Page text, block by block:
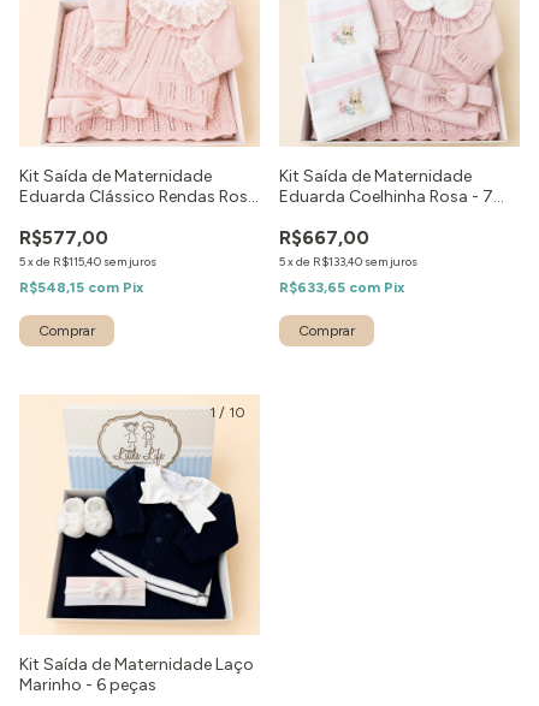
Kit Saída de Maternidade
Eduarda Clássico Rendas Rosa
R$577,00
5xde R$115,40 sem juros
R$548,15 com Pix
Comprar
Kit Saída de Maternidade
Eduarda Coelhinha Rosa - 7
R$667,00
5xde R$133,40 sem juros
R$633,65 com Pix
Comprar
1 / 10
Kit Saída de Maternidade Laço
Marinho - 6 peças